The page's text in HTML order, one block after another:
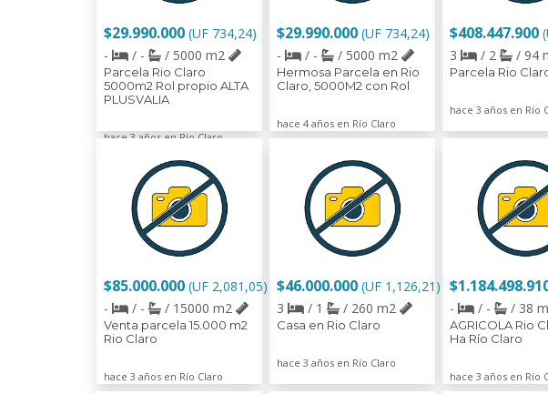
$29.990.000 (UF 734,24)
-
/ - / 5000 m2
Parcela Rio Claro
5000m2 Rol propio ALTA
PLUSVALIA
hace 3 años en Río Claro
$29.990.000 (UF 734,24)
-
/ - / 5000 m2
Hermosa Parcela en Rio
Claro, 5000M2 con Rol
hace 4 años en Río Claro
$408.447.900
3
/ 2 / 94
Parcela Rio
hace 3 años en Río
$85.000.000 (UF 2,081,05)
-
/ - / 15000 m2
Venta parcela 15.000 m2
Rio Claro
hace 3 años en Río Claro
$46.000.000 (UF 1,126,21)
3
/ 1 / 260 m2
Casa en Rio Claro
hace 3 años en Río Claro
-
/ - / 38
AGRICOLA Rio
Ha Río Claro
hace 3 años en Río